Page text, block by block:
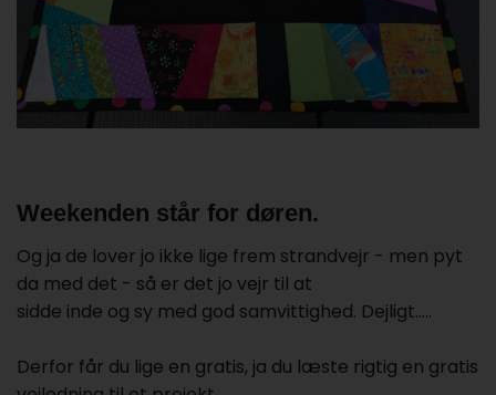
Weekenden står for døren.
Og ja de lover jo ikke lige frem strandvejr - men pyt
da med det - så er det jo vejr til at
sidde inde og sy med god samvittighed. Dejligt.....
Derfor får du lige en gratis, ja du læste rigtig en gratis